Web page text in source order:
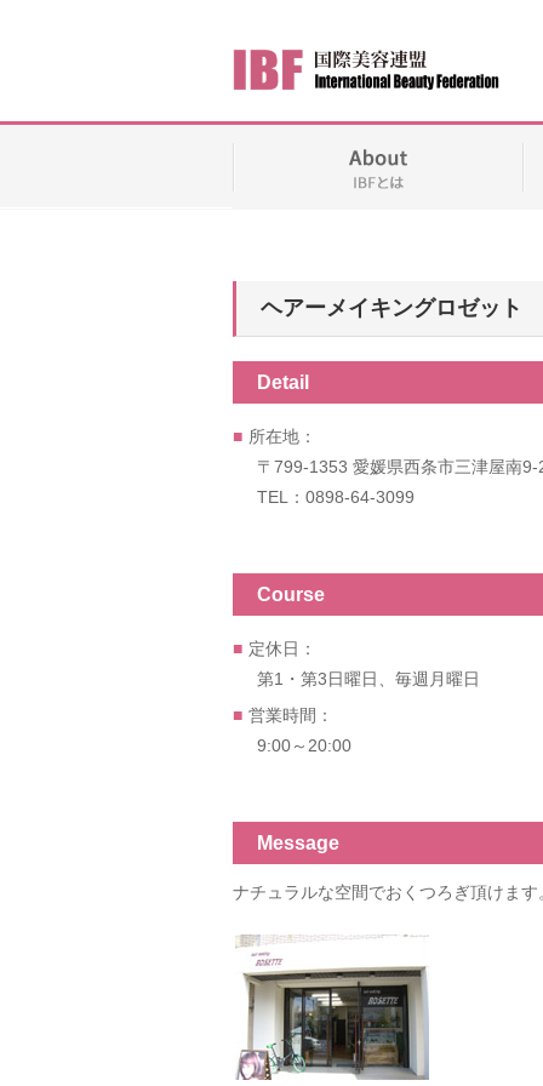
ヘアーメイキングロゼット
Detail
所在地：
〒799-1353 愛媛県西条市三津屋南9-
TEL：0898-64-3099
Course
定休日：
第1・第3日曜日、毎週月曜日
営業時間：
9:00～20:00
Message
ナチュラルな空間でおくつろぎ頂けます